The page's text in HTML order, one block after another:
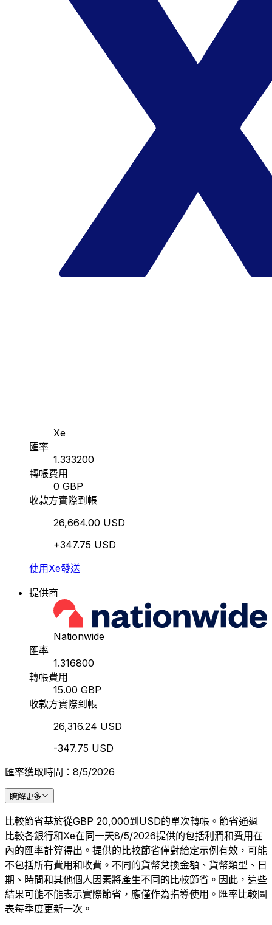
Xe
匯率
1.333200
轉帳費用
0 GBP
收款方實際到帳
26,664.00 USD
+347.75 USD
使用Xe發送
提供商
Nationwide
匯率
1.316800
轉帳費用
15.00 GBP
收款方實際到帳
26,316.24 USD
-347.75 USD
匯率獲取時間：8/5/2026
瞭解更多
比較節省基於從GBP 20,000到USD的單次轉帳。節省通過
比較各銀行和Xe在同一天8/5/2026提供的包括利潤和費用在
內的匯率計算得出。提供的比較節省僅對給定示例有效，可能
不包括所有費用和收費。不同的貨幣兌換金額、貨幣類型、日
期、時間和其他個人因素將產生不同的比較節省。因此，這些
結果可能不能表示實際節省，應僅作為指導使用。匯率比較圖
表每季度更新一次。